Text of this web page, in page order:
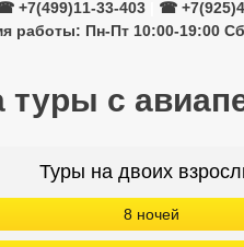
+7(499)11-33-403
☎
работы: Пн-Пт 10:00-19:00
туры с
Туры на двоих
8 ночей